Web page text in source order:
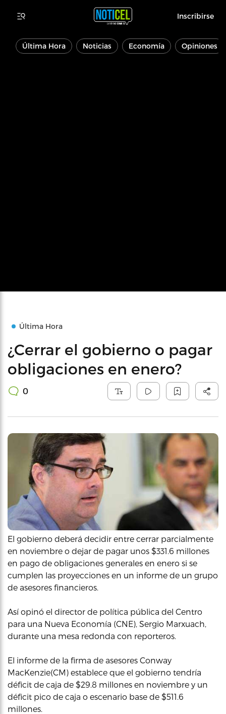
Inscribirse
Última Hora Noticias Economía Opiniones
Última Hora
¿Cerrar el gobierno o pagar
obligaciones en enero?
0
El gobierno deberá decidir entre cerrar parcialmente
en noviembre o dejar de pagar unos $331.6 millones
en pago de obligaciones generales en enero si se
cumplen las proyecciones en un informe de un grupo
de asesores financieros.
Así opinó el director de política pública del Centro
para una Nueva Economía (CNE), Sergio Marxuach,
durante una mesa redonda con reporteros.
El informe de la firma de asesores Conway
MacKenzie(CM) establece que el gobierno tendría
déficit de caja de $29.8 millones en noviembre y un
déficit pico de caja o escenario base de $511.6
millones.